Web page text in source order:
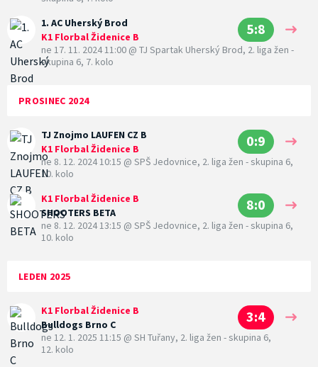
1. AC Uherský Brod
K1 Florbal Židenice B
5:8
ne 17. 11. 2024 11:00 @ TJ Spartak Uherský Brod, 2. liga žen -
skupina 6, 7. kolo
PROSINEC 2024
TJ Znojmo LAUFEN CZ B
K1 Florbal Židenice B
0:9
ne 8. 12. 2024 10:15 @ SPŠ Jedovnice, 2. liga žen - skupina 6,
10. kolo
K1 Florbal Židenice B
SHOOTERS BETA
8:0
ne 8. 12. 2024 13:15 @ SPŠ Jedovnice, 2. liga žen - skupina 6,
10. kolo
LEDEN 2025
K1 Florbal Židenice B
Bulldogs Brno C
3:4
ne 12. 1. 2025 11:15 @ SH Tuřany, 2. liga žen - skupina 6,
12. kolo